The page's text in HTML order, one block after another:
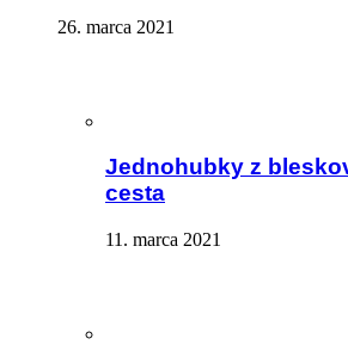
26. marca 2021
Jednohubky z
cesta
11. marca 2021